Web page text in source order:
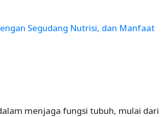
Segudang Nutrisi, dan Manfaat
menjaga fungsi tubuh, mulai dari